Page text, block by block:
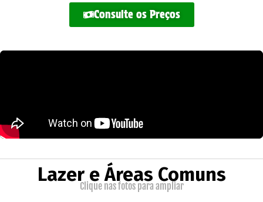
Consulte os Preços
Lazer e Áreas Comuns
Clique nas fotos para ampliar